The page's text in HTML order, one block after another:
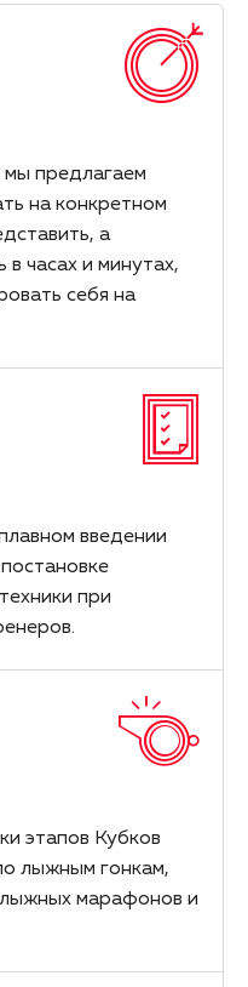
мы предлагаем
на конкретном
а
часах и минутах,
себя на
введении
при
этапов Кубков
лыжным гонкам,
марафонов и